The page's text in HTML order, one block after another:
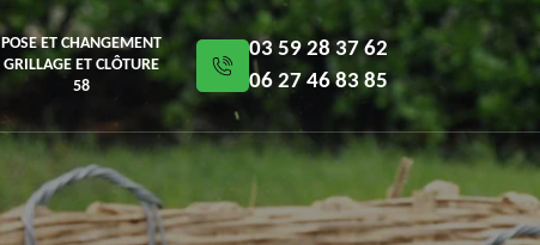
POSE ET CHANGEMENT
GRILLAGE ET CLÔTURE
58
03 59 28 37 62
06 27 46 83 85